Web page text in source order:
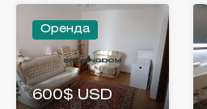
Оренда
600$ USD